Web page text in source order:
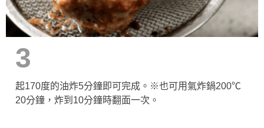
3
起170度的油炸5分鐘即可完成。※也可用氣炸鍋200℃
20分鐘，炸到10分鐘時翻面一次。